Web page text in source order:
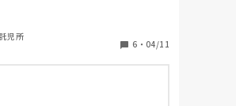
か？気にならない？私は割と
しているので、モヤっており
児所
6 ・ 04/11